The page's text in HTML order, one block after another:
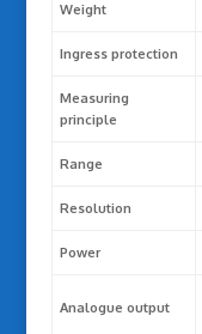
Weight
Ingress protection
Measuring
principle
Range
Resolution
Power
Analogue output